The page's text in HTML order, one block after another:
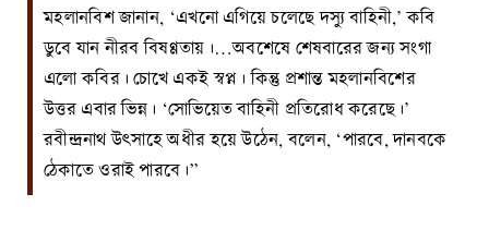
মহলানবিশ জানান, ‘এখনো এগিয়ে চলেছে দস্যু বাহিনী,’ কবি
ডুবে যান নীরব বিষণ্ণতায়।…অবশেষে শেষবারের জন্য সংগা
এলো কবির। চোখে একই স্বপ্ন। কিন্তু প্রশান্ত মহলানবিশের
উত্তর এবার ভিন্ন। ‘সোভিয়েত বাহিনী প্রতিরোধ করেছে।’
রবীন্দ্রনাথ উৎসাহে অধীর হয়ে উঠেন, বলেন, ‘পারবে, দানবকে
ঠেকাতে ওরাই পারবে।”